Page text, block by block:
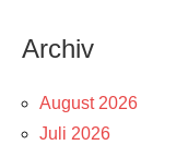
Archiv
August 2026
Juli 2026